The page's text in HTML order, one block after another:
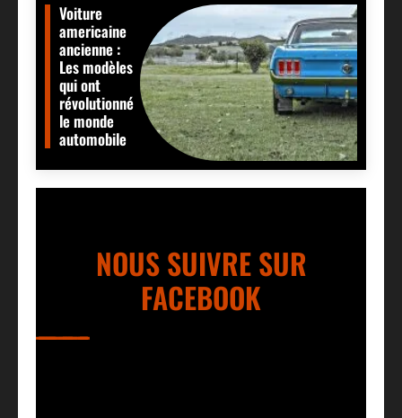
Voiture
americaine
ancienne :
Les modèles
qui ont
révolutionné
le monde
automobile
NOUS SUIVRE SUR
FACEBOOK